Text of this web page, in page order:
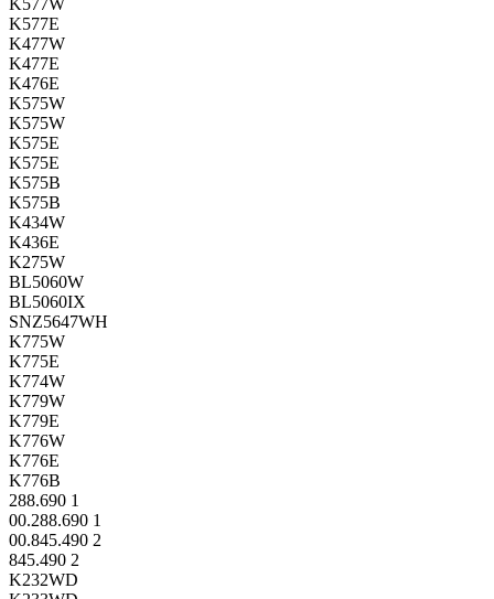
K577E
K477W
K477E
K476E
K575W
K575W
K575E
K575E
K575B
K575B
K434W
K436E
K275W
BL5060W
BL5060IX
SNZ5647WH
K775W
K775E
K774W
K779W
K779E
K776W
K776E
K776B
288.690 1
00.288.690 1
00.845.490 2
845.490 2
K232WD